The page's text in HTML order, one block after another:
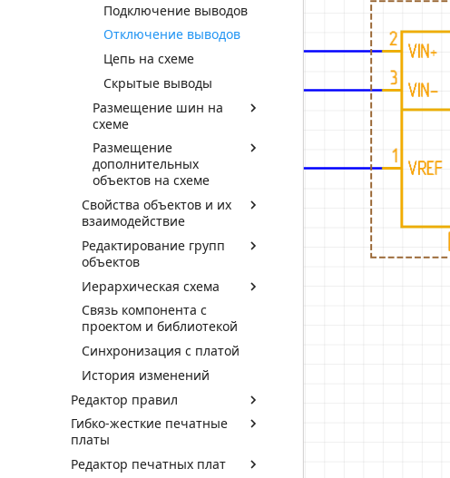
Подключение выводов
Отключение выводов
Цепь на схеме
Скрытые выводы
Размещение шин на
схеме
Размещение
дополнительных
объектов на схеме
Свойства объектов и их
взаимодействие
Редактирование групп
объектов
Иерархическая схема
Связь компонента с
проектом и библиотекой
Синхронизация с платой
История изменений
Редактор правил
Гибко-жесткие печатные
платы
Редактор печатных плат